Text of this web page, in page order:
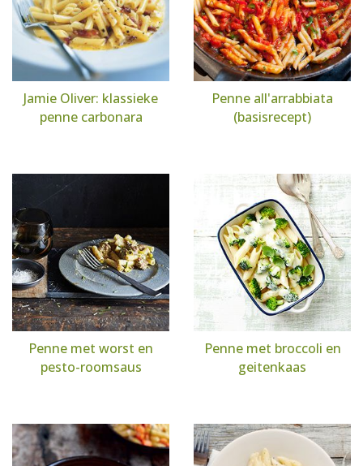
Jamie Oliver: klassieke
penne carbonara
Penne all'arrabbiata
(basisrecept)
Penne met worst en
pesto-roomsaus
Penne met broccoli en
geitenkaas